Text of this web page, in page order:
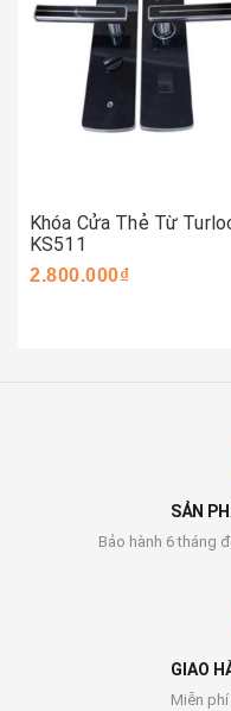
Khóa Cửa Thẻ Từ
KS511
2.800.000₫
SẢN
Bảo hành 6 tháng
GIAO
Miễn